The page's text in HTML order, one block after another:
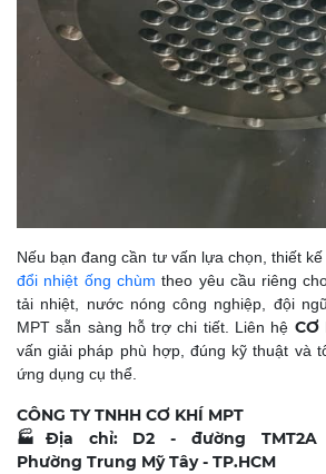
Nếu bạn đang cần tư vấn lựa chọn, thiết kế
đổi nhiệt ống chùm theo yêu cầu riêng
tải nhiệt, nước nóng công nghiệp, đội
MPT sẵn sàng hỗ trợ chi tiết. Liên hệ CƠ
vấn giải pháp phù hợp, đúng kỹ thuật và
ứng dụng cụ thể.
CÔNG TY TNHH CƠ KHÍ MPT
🏭 Địa chỉ: D2 - đường
Phường Trung Mỹ Tây - TP.HCM